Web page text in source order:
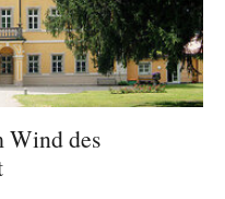
Wind des